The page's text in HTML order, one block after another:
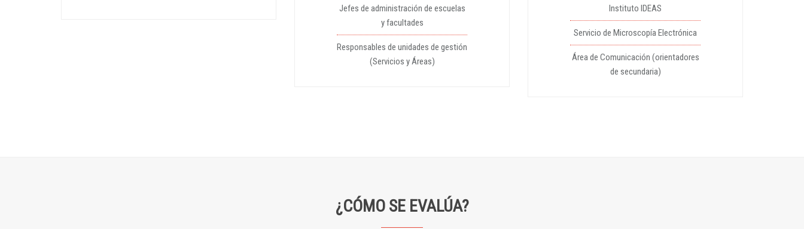
Jefes de administración de escuelas
y facultades
Responsables de unidades de gestión
(Servicios y Áreas)
Instituto IDEAS
Servicio de Microscopía Electrónica
Área de Comunicación (orientadores
de secundaria)
¿CÓMO SE EVALÚA?